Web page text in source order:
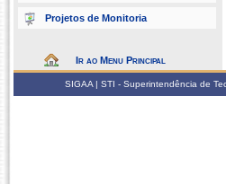
Projetos de Monitoria
Ir ao Menu Principal
SIGAA | STI - Superintendência de